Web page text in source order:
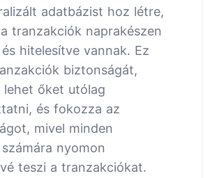
adatbázist hoz létre,
tranzakciók naprakészen
hitelesítve vannak. Ez
biztonságát,
lehet őket utólag
és fokozza az
mivel minden
nyomon
teszi a tranzakciókat.